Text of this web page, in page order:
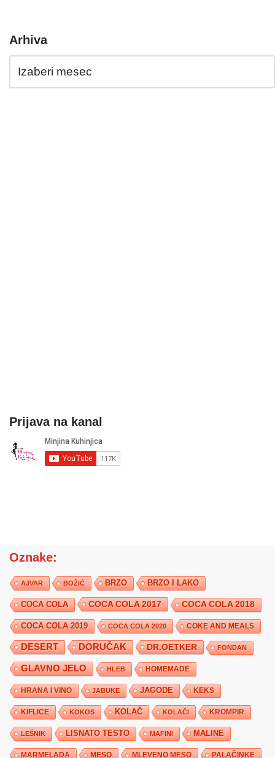
Arhiva
Prijava na kanal
Oznake:
AJVAR BOŽIĆ BRZO BRZO I LAKO
COCA COLA COCA COLA 2017 COCA COLA 2018
COCA COLA 2019 COCA COLA 2020 COKE AND MEALS
DESERT DORUČAK DR.OETKER FONDAN
GLAVNO JELO HLEB HOMEMADE
HRANA I VINO JABUKE JAGODE KEKS
KIFLICE KOKOS KOLAČ KOLAČI KROMPIR
LEŠNIK LISNATO TESTO MAFINI MALINE
MARMELADA MESO MLEVENO MESO PALAČINKE